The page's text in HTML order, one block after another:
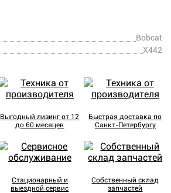
Bobcat
X442
Выгодный лизинг от 12
до 60 месяцев
Быстрая доставка по
Санкт-Петербургу
Стационарный и
выездной сервис
Собственный склад
запчастей